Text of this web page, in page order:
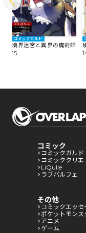
コミックガルド
境界迷宮と異界の魔術師
15
コミック
コミックガルド
コミッククリエ
LiQulle
ラブパルフェ
その他
コミックエッセ
ポケットモンス
アニメ
ゲーム